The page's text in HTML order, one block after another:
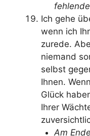
Ich gehe
wenn ich
zurede.
niemand
selbst
Ihnen.
Glück
Ihrer
Am